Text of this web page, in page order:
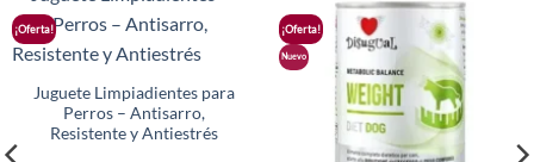
¡Oferta!
Juguete Limpiadientes para
Perros – Antisarro,
Resistente y Antiestrés
¡Oferta!
Nuevo